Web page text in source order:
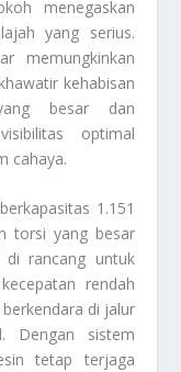
menegaskan
yang serius.
memungkinkan
kehabisan
besar dan
optimal
cahaya.
1.151
torsi yang besar
rancang untuk
rendah
di jalur
Dengan sistem
tetap terjaga